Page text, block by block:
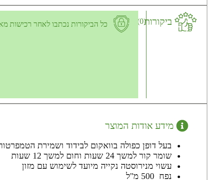
ביקורות(0) כל הביקורות נכתבו לאחר רכישות
מידע אודות המוצר
בעל דופן כפולה בוואקום לבידוד ושמירת
שומר קור למשך 24 שעות וחום למשך 12 שעות
עשוי מנירוסטה נקייה מיועד לשימוש עם מזון
נפח 500 מ"ל